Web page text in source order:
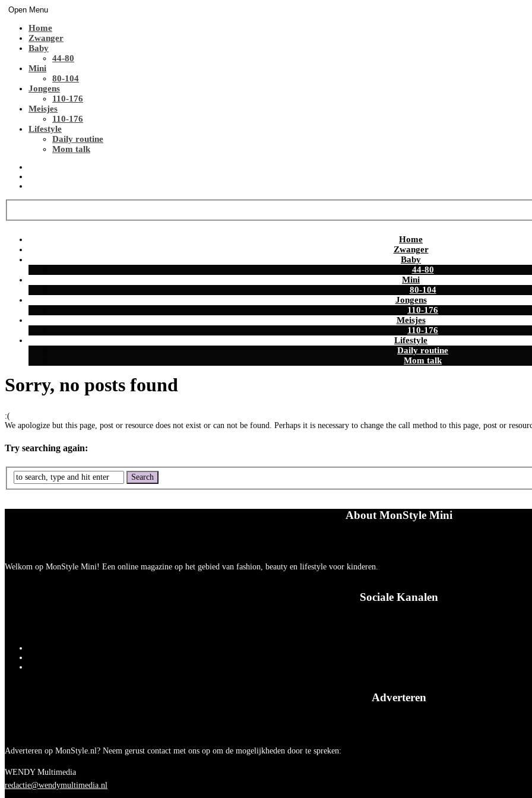
Open Menu
Home
Zwanger
Baby
44-80
Mini
80-104
Jongens
110-176
Meisjes
110-176
Lifestyle
Daily routine
Mom talk
Home
Zwanger
Baby
44-80
Mini
80-104
Jongens
110-176
Meisjes
110-176
Lifestyle
Daily routine
Mom talk
Sorry, no posts found
:(
We apologize but this page, post or resource does not exist or can not be found. Perhaps it is necessary to change the call method to this page, post or
Try searching again:
About MonStyle Mini
Welkom op MonStyle Mini! Een online magazine op het gebied van fashion, beauty en lifestyle voor kinderen.
Sociale Kanalen
Adverteren
Adverteren op MonStyle.nl? Neem gerust contact met ons op om de mogelijkheden door te spreken:
WENDY Multimedia
redactie@wendymultimedia.nl